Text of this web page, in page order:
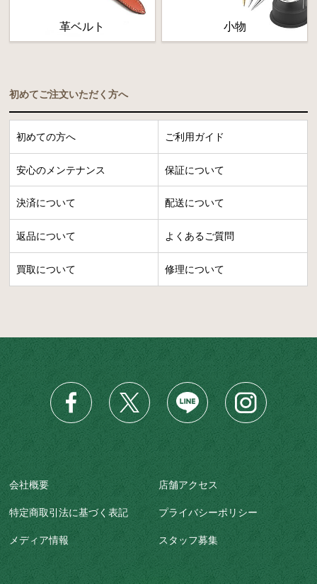
革ベルト 小物
初めてご注文いただく方へ
初めての方へ ご利用ガイド
安心のメンテナンス 保証について
決済について 配送について
返品について よくあるご質問
買取について 修理について
会社概要 店舗アクセス
特定商取引法に基づく表記 プライバシーポリシー
メディア情報 スタッフ募集